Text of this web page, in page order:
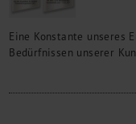
Eine Konstante unseres
Bedürfnissen unserer